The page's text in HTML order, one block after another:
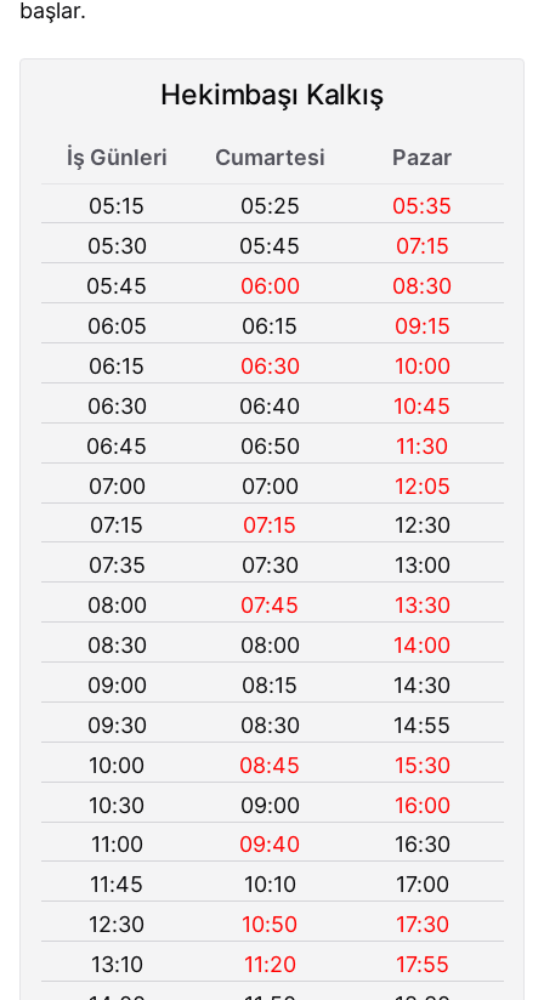
başlar.
Hekimbaşı Kalkış
İş Günleri Cumartesi
Pazar
05:15
05:25
05:35
05:30
05:45
07:15
05:45
06:00
08:30
06:05
06:15
09:15
06:15
06:30
10:00
06:30
06:40
10:45
06:45
06:50
11:30
07:00
07:00
12:05
07:15
07:15
12:30
07:35
07:30
13:00
08:00
07:45
13:30
08:30
08:00
14:00
09:00
08:15
14:30
09:30
08:30
14:55
10:00
08:45
15:30
10:30
09:00
16:00
11:00
09:40
16:30
11:45
10:10
17:00
12:30
10:50
17:30
13:10
11:20
17:55